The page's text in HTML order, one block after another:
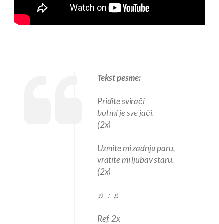
Tekst pesme:
Priđite svirači
bol mi je sve jači.
(2x)
Uzmite mi zadnju paru,
vratite mi ljubav staru.
(2x)
♬ ♪ ♬
Ref. 2x